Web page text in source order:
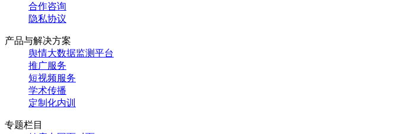
合作咨询
隐私协议
产品与解决方案
舆情大数据监测平台
推广服务
短视频服务
学术传播
定制化内训
专题栏目